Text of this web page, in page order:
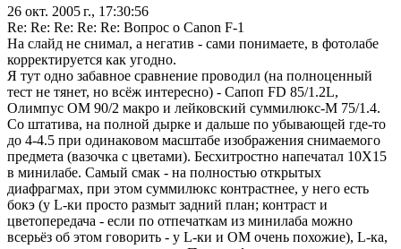
26 окт. 2005 г., 17:30:56
Re: Re: Re: Re: Re: Вопрос о Canon F-1
На слайд не снимал, а негатив - сами понимаете, в фотолабе
корректируется как угодно.
Я тут одно забавное сравнение проводил (на полноценный
тест не тянет, но всёж интересно) - Сапоп FD 85/1.2L,
Олимпус ОМ 90/2 макро и лейковский суммилюкс-М 75/1.4.
Со штатива, на полной дырке и дальше по убывающей где-то
до 4-4.5 при одинаковом масштабе изображения снимаемого
предмета (вазочка с цветами). Бесхитростно напечатал 10Х15
в минилабе. Самый смак - на полностью открытых
диафрагмах, при этом суммилюкс контрастнее, у него есть
бокэ (у L-ки просто размыт задний план; контраст и
цветопередача - если по отпечаткам из минилаба можно
всерьёз об этом говорить - у L-ки и ОМ очень похожие), L-ка,